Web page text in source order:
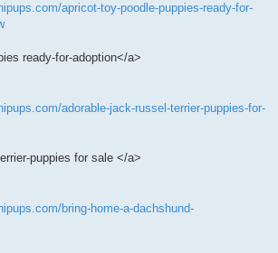
apricot-toy-poodle-puppies-ready-for-
ready-for-adoption</a>
adorable-jack-russel-terrier-puppies-for-
puppies for sale </a>
bring-home-a-dachshund-